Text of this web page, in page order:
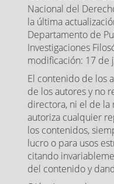
Nacional del
la última
Departamento de
Investigaciones
modificación: 17 de
El contenido de los
de los autores y no
directora, ni el de la
autoriza cualquier
los contenidos,
lucro o para usos
citando
del contenido y